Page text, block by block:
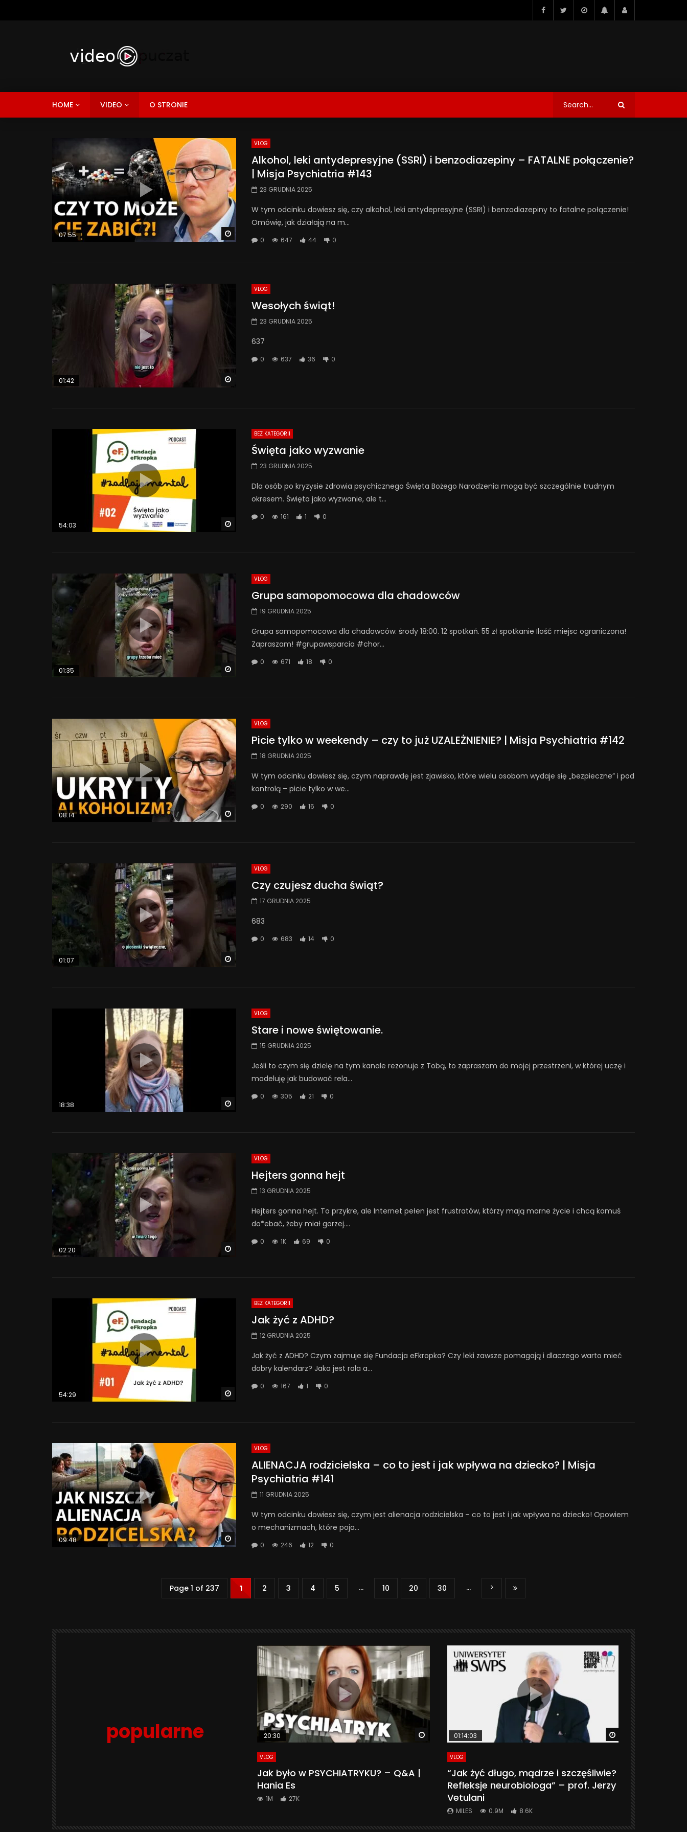
HOME VIDEO O STRONIE
07:55
VLOG
Alkohol, leki antydepresyjne (SSRI) i benzodiazepiny – FATALNE połączenie?
| Misja Psychiatria #143
23 GRUDNIA 2025
W tym odcinku dowiesz się, czy alkohol, leki antydepresyjne (SSRI) i benzodiazepiny to fatalne połączenie!
Omówię, jak działają na m...
0 647 44 0
01:42
VLOG
Wesołych świąt!
23 GRUDNIA 2025
637
0 637 36 0
54:03
BEZ KATEGORII
Święta jako wyzwanie
23 GRUDNIA 2025
Dla osób po kryzysie zdrowia psychicznego Święta Bożego Narodzenia mogą być szczególnie trudnym
okresem. Święta jako wyzwanie, ale t...
0 161 1 0
01:35
VLOG
Grupa samopomocowa dla chadowców
19 GRUDNIA 2025
Grupa samopomocowa dla chadowców: środy 18:00. 12 spotkań. 55 zł spotkanie Ilość miejsc ograniczona!
Zapraszam! #grupawsparcia #chor...
0 671 18 0
08:14
VLOG
Picie tylko w weekendy – czy to już UZALEŻNIENIE? | Misja Psychiatria #142
18 GRUDNIA 2025
W tym odcinku dowiesz się, czym naprawdę jest zjawisko, które wielu osobom wydaje się „bezpieczne” i pod
kontrolą – picie tylko w we...
0 290 16 0
Watch Later
01:07
VLOG
Czy czujesz ducha świąt?
17 GRUDNIA 2025
683
0 683 14 0
18:38
VLOG
Stare i nowe świętowanie.
15 GRUDNIA 2025
Jeśli to czym się dzielę na tym kanale rezonuje z Tobą, to zapraszam do mojej przestrzeni, w której uczę i
modeluję jak budować rela...
0 305 21 0
02:20
VLOG
Hejters gonna hejt
13 GRUDNIA 2025
Hejters gonna hejt. To przykre, ale Internet pełen jest frustratów, którzy mają marne życie i chcą komuś
do*ebać, żeby miał gorzej....
0 1K 69 0
54:29
BEZ KATEGORII
Jak żyć z ADHD?
12 GRUDNIA 2025
Jak żyć z ADHD? Czym zajmuje się Fundacja eFkropka? Czy leki zawsze pomagają i dlaczego warto mieć
dobry kalendarz? Jaka jest rola a...
0 167 1 0
Watch Later
09:48
VLOG
ALIENACJA rodzicielska – co to jest i jak wpływa na dziecko? | Misja
Psychiatria #141
11 GRUDNIA 2025
W tym odcinku dowiesz się, czym jest alienacja rodzicielska – co to jest i jak wpływa na dziecko! Opowiem
o mechanizmach, które poja...
0 246 12 0
Page 1 of 237 1 2 3 4 5 ... 10 20 30 ...
popularne Watch Later
20:30
VLOG
Jak było w PSYCHIATRYKU? – Q&A |
Hania Es
1M 27K
Watch Later
01:14:03
VLOG
“Jak żyć długo, mądrze i szczęśliwie?
Refleksje neurobiologa” – prof. Jerzy
Vetulani
MILES 0.9M 8.6K